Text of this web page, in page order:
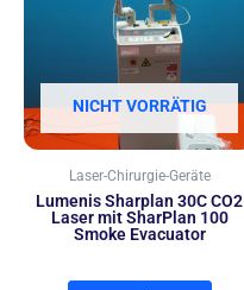
NICHT VORRÄTIG
Laser-Chirurgie-Geräte
Lumenis Sharplan 30C CO2
Laser mit SharPlan 100
Smoke Evacuator